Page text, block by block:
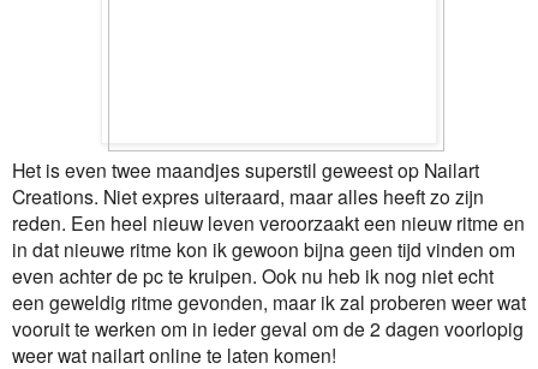
Het is even twee maandjes superstil geweest op Nailart
Creations. Niet expres uiteraard, maar alles heeft zo zijn
reden. Een heel nieuw leven veroorzaakt een nieuw ritme en
in dat nieuwe ritme kon ik gewoon bijna geen tijd vinden om
even achter de pc te kruipen. Ook nu heb ik nog niet echt
een geweldig ritme gevonden, maar ik zal proberen weer wat
vooruit te werken om in ieder geval om de 2 dagen voorlopig
weer wat nailart online te laten komen!